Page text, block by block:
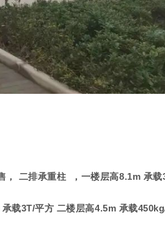
， 二排承重柱 ，一楼层高8.1m 承载
载3T/平方 二楼层高4.5m 承载